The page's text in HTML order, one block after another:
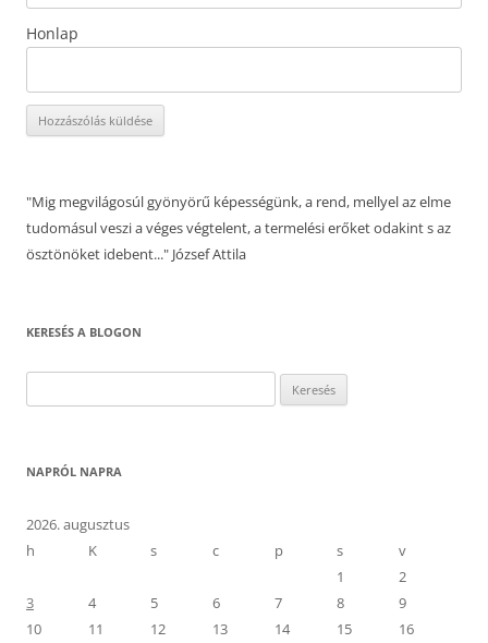
Honlap
"Mig megvilágosúl gyönyörű képességünk, a rend, mellyel az elme
tudomásul veszi a véges végtelent, a termelési erőket odakint s az
ösztönöket idebent..." József Attila
KERESÉS A BLOGON
NAPRÓL NAPRA
2026. augusztus
h
K s c p s
v
1
2
3
4 5 6 7 8
9
10
11 12 13 14 15
16